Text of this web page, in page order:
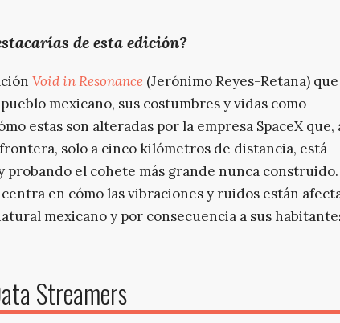
de esta edición?
Void in Resonance (Jerónimo Reyes-Retana) que
mexicano, sus costumbres y vidas como
estas son alteradas por la empresa SpaceX que,
solo a cinco kilómetros de distancia, está
probando el cohete más grande nunca
en cómo las vibraciones y ruidos están
mexicano y por consecuencia a sus
Streamers